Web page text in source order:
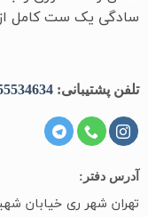
سادگی یک ست کامل از
تلفن پشتیبانی:
آدرس دفتر:
تهران شهر ری خیابان